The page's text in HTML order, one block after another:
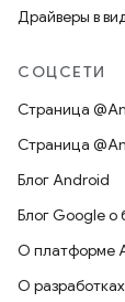
Драйверы в
СОЦСЕТИ
Страница
Страница
Блог Android
Блог Google о
О платформе
О